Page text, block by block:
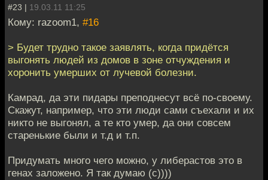
#23 | 19.03.11 11:25
Кому: razoom1, #16
> Будет трудно такое заявлять, когда придётся
выгонять людей из домов в зоне отчуждения и
хоронить умерших от лучевой болезни.
Камрад, да эти пидары преподнесут всё по-своему.
Скажут, например, что эти люди сами съехали и их
никто не выгонял, а те кто умер, да они совсем
старенькие были и т.д и т.п.
Придумать много чего можно, у либерастов это в
генах заложено. Я так думаю (с))))